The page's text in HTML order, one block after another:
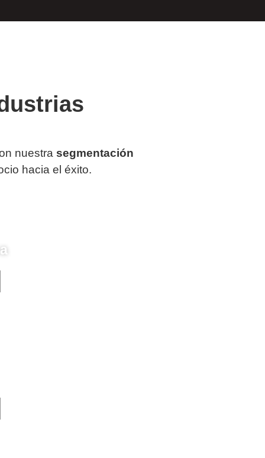
nuestra segmentación
hacia el éxito.